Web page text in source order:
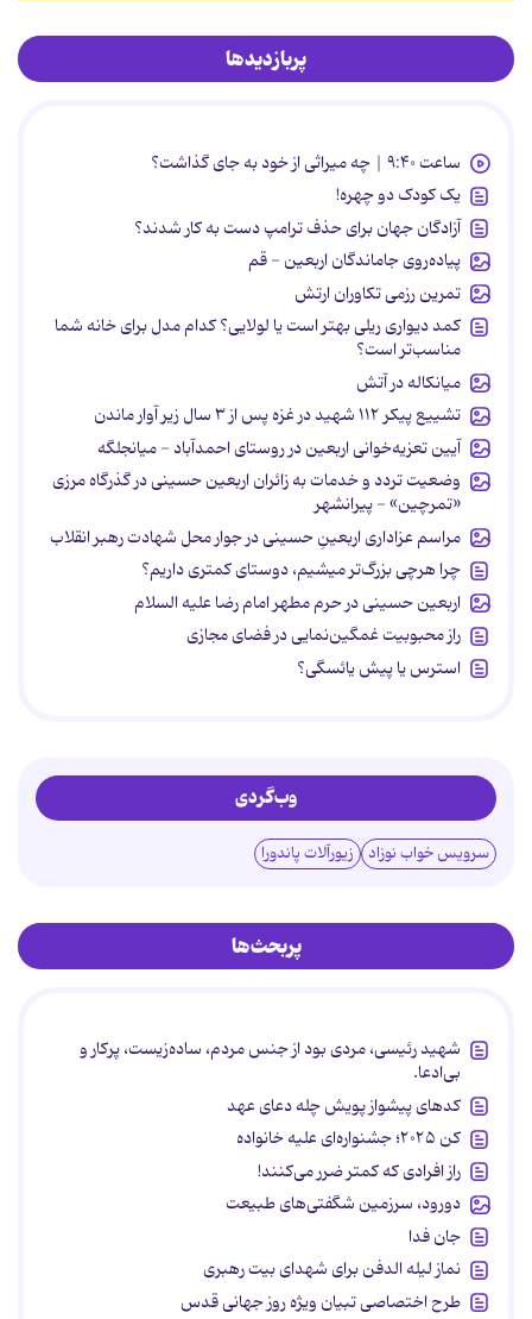
پربازدیدها
ساعت ۹:۴۰ | چه میراثی از خود به جای گذاشت؟
یک کودک دو چهره!
آزادگان جهان برای حذف ترامپ دست به کار شدند؟
پیاده‌روی جاماندگان اربعین - قم
تمرین رزمی تکاوران ارتش
کمد دیواری ریلی بهتر است یا لولایی؟ کدام مدل برای خانه شما
مناسب‌تر است؟
میانکاله در آتش
تشییع پیکر ۱۱۲ شهید در غزه پس از ۳ سال زیر آوار ماندن
آیین تعزیه‌خوانی اربعین در روستای احمدآباد - میانجلگه
وضعیت تردد و خدمات به زائران اربعین حسینی در گذرگاه مرزی
«تمرچین» - پیرانشهر
مراسم عزاداری اربعینِ حسینی در جوار محل شهادت رهبر انقلاب
چرا هرچی بزرگ‌تر میشیم، دوستای کمتری داریم؟
اربعین حسینی در حرم مطهر امام رضا علیه السلام
راز محبوبیت غمگین‌نمایی در فضای مجازی
استرس یا پیش یائسگی؟
وب‌گردی
سرویس خواب نوزاد زیورآلات پاندورا
پربحث‌ها
شهید رئیسی، مردی بود از جنس مردم، ساده‌زیست، پرکار و
بی‌ادعا.
کدهای پیشواز پویش چله دعای عهد
کن ۲۰۲۵؛ جشنواره‌ای علیه خانواده
راز افرادی که کمتر ضرر می‌کنند!
دورود، سرزمین شگفتی‌های طبیعت
جان فدا
نماز لیله الدفن برای شهدای بیت رهبری
طرح اختصاصی تبیان ویژه روز جهانی قدس